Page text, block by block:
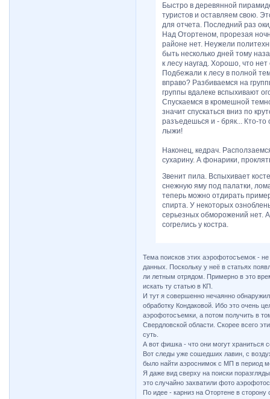
Быстро в деревянной
туристов и оставляем свою.
для отчета. Последний раз
Над Отортеном, прорезая
районе нет. Неужели
быть несколько дней тому
к лесу наугад. Хорошо, что
Подбежали к лесу в полной
вправо? Разбиваемся на
группы вдалеке вспыхивают
Спускаемся в кромешной
значит спускаться вниз по
разъедешься и - бряк... Кто-то
лыжи!
Наконец, кедрач.
сухарину. А фонарики,
Звенит пила. Вспыхивает
снежную яму под палатки,
теперь можно отдирать
спирта. У некоторых
серьезных обморожений нет.
согрелись у костра.
Тема поисков этих аэрофотосъемок -
данных. Поскольку у неё в статьях
ли летным отрядом. Примерно в это
искать ту статью в КП.
И тут я совершенно нечаянно
обработку Кондаковой. Ибо это очень
аэрофотосъемки, а потом получить в
Свердловской области. Скорее всего
суть.
А вот фишка - что они могут
Вот следы уже сошедших лавин, с
было найти аэроснимок с МП в период
Я даже вид сверху на поиски
это случайно захватили фото
По идее - карниз на Отортене в